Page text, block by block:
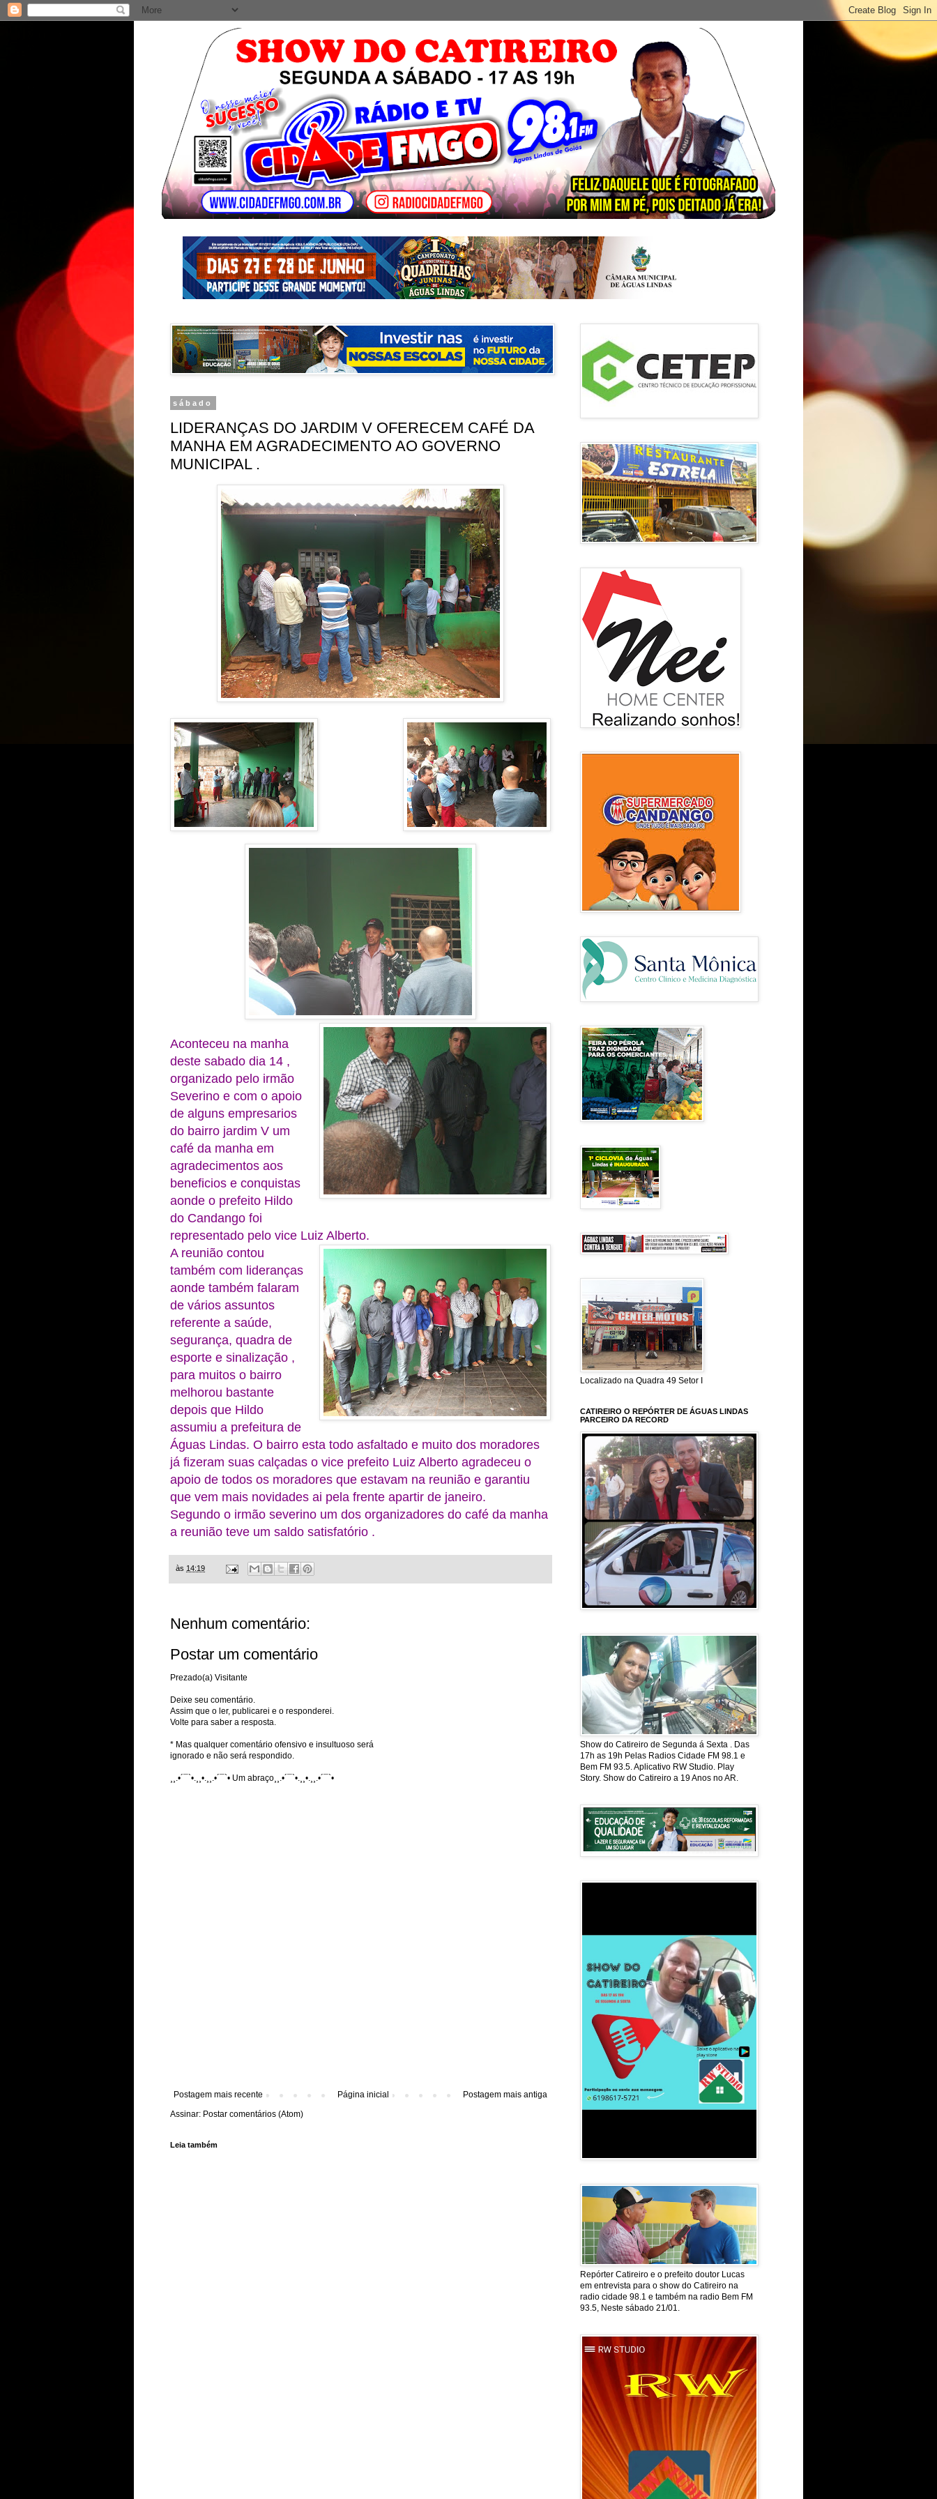
sábado
LIDERANÇAS DO JARDIM V OFERECEM CAFÉ DA
MANHA EM AGRADECIMENTO AO GOVERNO
MUNICIPAL .
Aconteceu na manha
deste sabado dia 14 ,
organizado pelo irmão
Severino e com o apoio
de alguns empresarios
do bairro jardim V um
café da manha em
agradecimentos aos
beneficios e conquistas
aonde o prefeito Hildo
do Candango foi
representado pelo vice Luiz Alberto.
A reunião contou
também com lideranças
aonde também falaram
de vários assuntos
referente a saúde,
segurança, quadra de
esporte e sinalização ,
para muitos o bairro
melhorou bastante
depois que Hildo
assumiu a prefeitura de
Águas Lindas. O bairro esta todo asfaltado e muito dos moradores
já fizeram suas calçadas o vice prefeito Luiz Alberto agradeceu o
apoio de todos os moradores que estavam na reunião e garantiu
que vem mais novidades ai pela frente apartir de janeiro.
Segundo o irmão severino um dos organizadores do café da manha
a reunião teve um saldo satisfatório .
às 14:19
Nenhum comentário:
Postar um comentário
Prezado(a) Visitante
Deixe seu comentário.
Assim que o ler, publicarei e o responderei.
Volte para saber a resposta.
* Mas qualquer comentário ofensivo e insultuoso será
ignorado e não será respondido.
¸¸.•´¯`•.¸¸•.¸¸.•´¯`• Um abraço¸¸.•´¯`•.¸¸•.¸¸.•´¯`•
Postagem mais recente Postagem mais antiga
Página inicial
Assinar: Postar comentários (Atom)
Leia também
Localizado na Quadra 49 Setor I
CATIREIRO O REPÓRTER DE ÁGUAS LINDAS
PARCEIRO DA RECORD
Show do Catireiro de Segunda á Sexta . Das
17h as 19h Pelas Radios Cidade FM 98.1 e
Bem FM 93.5. Aplicativo RW Studio. Play
Story. Show do Catireiro a 19 Anos no AR.
Repórter Catireiro e o prefeito doutor Lucas
em entrevista para o show do Catireiro na
radio cidade 98.1 e também na radio Bem FM
93.5, Neste sábado 21/01.